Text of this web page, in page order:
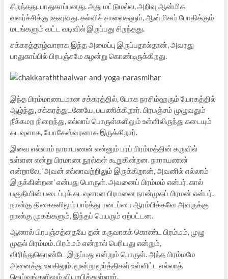
சிறந்தது. பாதுகாப்பனது. அது மட்டுமல்ல, அறிவு ஆன்மிக
வளர்ச்சிக்கு உதவுவது. கல்விச் சாலைகளும், ஆன்மிகம் போதிக்கும்
மடங்களும் வட்ட வடிவில் இருப்பது சிறந்தது.
சக்கரத்தாழ்வாராக இந்த அமைப்பு இருப்பதால்தான், அவரது
பாதுகாப்பில் பிரபஞ்சமே சுழன்று கொண்டிருக்கிறது.
இந்த பிரம்மாணடமான சக்கரத்தில், யோக நரசிம்ஹரும் யோகத்தில்
ஆழ்ந்து, சக்கரத்துடனேயே, பயணிக்கிறார். பிரபஞ்சம் முழுவதும்
நீக்கமற நிறைந்து, எல்லாப் பொருள்களிலும் உள்ளிலிருந்து கடையும்
கடவுளாக, யோகேஸ்வரனாக இருக்கிறார்.
இவை எல்லாம் நாராயணன் என்னும் பரப் பிரம்மத்தின் கருவில்
உள்ளன என்று பிரமாண நூல்கள் கூறுகின்றன. நாராயணன்
என்றாலே, ‘அவன் எல்லாவற்றிலும் இருக்கிறான், அவனில் எல்லாம்
இருக்கின்றன’ என்பது பொருள். அவனைப் பிரம்மம் என்பர். கால்
பகுதியின் படைப்புக் கடவுளான பிரமனை நான்முகப் பிரமன் என்பர்.
நான்கு திசைகளிலும் பார்த்து படைப்பை ஆரம்பிக்கவே அவருக்கு
நான்கு முகங்களும், இந்தப் பெயரும் ஏற்பட்டன.
ஆனால் பிரபஞ்சத்தையே தன் கருவாகக் கொண்ட பிரம்மம், முழு
முதல் பிரம்மம். பிரம்மம் என்றால் பெரியது என்றும்,
விரிந்துகொண்டே இருப்பது என்றும் பொருள். அந்த பிரம்மமே
அனைத்து உலகிலும், மூன்று மூர்த்திகள் உள்ளிட்ட எல்லாத்
தெய்வங்களிலும் வியாபித்துள்ளார்.